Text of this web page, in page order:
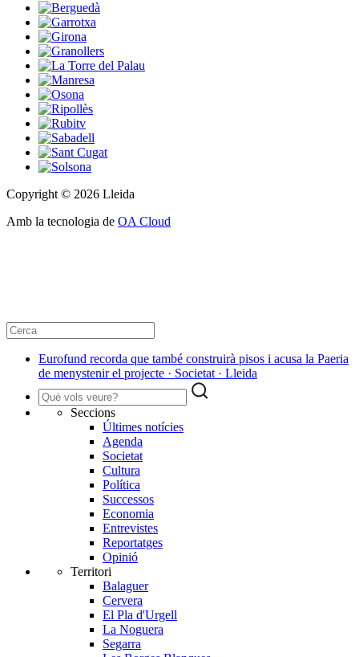
Copyright © 2026 Lleida
Amb la tecnologia de OA Cloud
Eurofund recorda que també construirà pisos i acusa la Paeria
de menystenir el projecte · Societat · Lleida
Seccions
Últimes notícies
Agenda
Societat
Cultura
Política
Successos
Economia
Entrevistes
Reportatges
Opinió
Territori
Balaguer
Cervera
El Pla d'Urgell
La Noguera
Segarra